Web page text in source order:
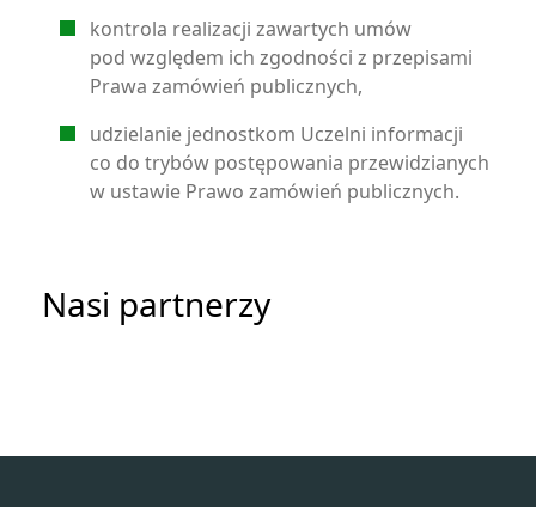
kontrola realizacji zawartych umów
pod względem ich zgodności z przepisami
Prawa zamówień publicznych,
udzielanie jednostkom Uczelni informacji
co do trybów postępowania przewidzianych
w ustawie Prawo zamówień publicznych.
Nasi partnerzy